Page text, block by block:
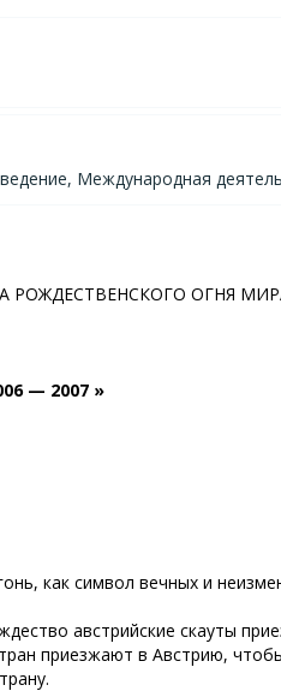
Международная
РОЖДЕСТВЕНСКОГО ОГНЯ
— 2007 »
как символ вечных и
австрийские скауты
приезжают в Австрию,